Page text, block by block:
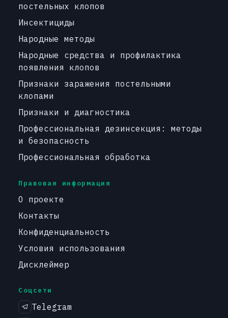
постельных клопов
Инсектициды
Народные методы
Народные средства и профилактика
появления клопов
Признаки заражения постельными
клопами
Признаки и диагностика
Профессиональная дезинсекция: методы
и безопасность
Профессиональная обработка
Правовая информация
О проекте
Контакты
Конфиденциальность
Условия использования
Дисклеймер
Соцсети
Telegram